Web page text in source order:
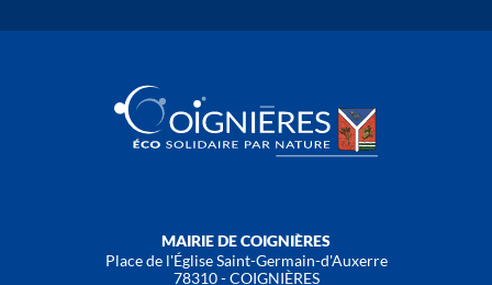
MAIRIE DE COIGNIÈRES
Place de l'Église Saint-Germain-d'Auxerre
78310 - COIGNIÈRES